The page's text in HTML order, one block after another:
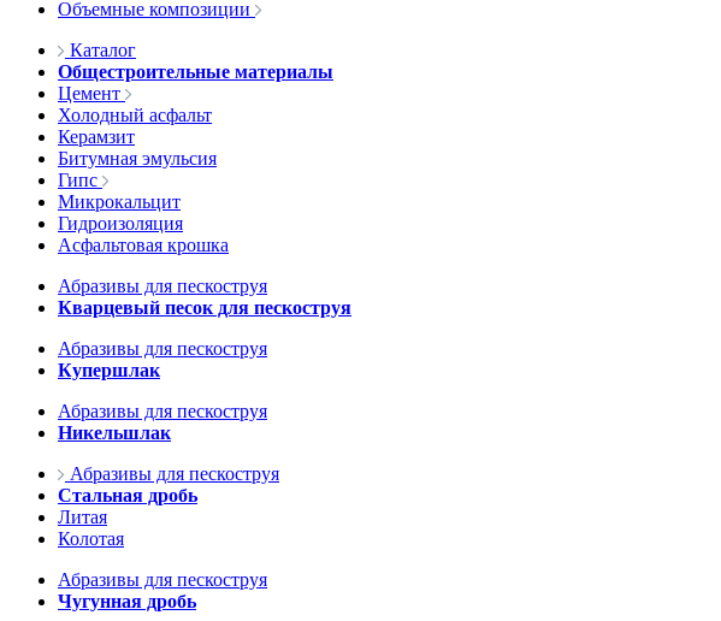
Объемные композиции
Каталог
Общестроительные материалы
Цемент
Холодный асфальт
Керамзит
Битумная эмульсия
Гипс
Микрокальцит
Гидроизоляция
Асфальтовая крошка
Абразивы для пескоструя
Кварцевый песок для пескоструя
Абразивы для пескоструя
Купершлак
Абразивы для пескоструя
Никельшлак
Абразивы для пескоструя
Стальная дробь
Литая
Колотая
Абразивы для пескоструя
Чугунная дробь